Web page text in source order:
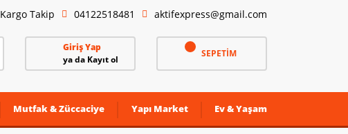
Kargo Takip 04122518481 aktifexpress@gmail.com
Giriş Yap
ya da Kayıt ol
SEPETİM
Mutfak & Züccaciye Yapı Market Ev & Yaşam